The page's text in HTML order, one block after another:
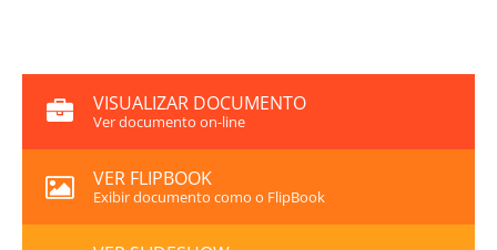
VISUALIZAR DOCUMENTO
Ver documento on-line
VER FLIPBOOK
Exibir documento como o FlipBook